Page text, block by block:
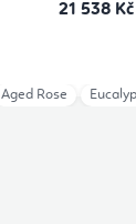
21 538 Kč
Aged Rose